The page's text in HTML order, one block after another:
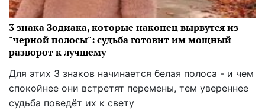
3 знака Зодиака, которые наконец вырвутся из
"черной полосы": судьба готовит им мощный
разворот к лучшему
Для этих 3 знаков начинается белая полоса - и чем
спокойнее они встретят перемены, тем увереннее
судьба поведёт их к свету